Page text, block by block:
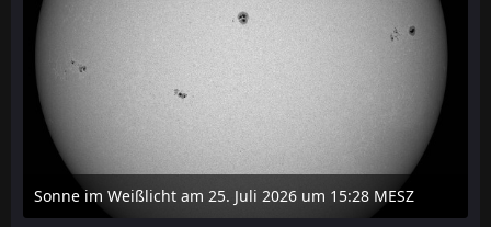
Sonne im Weißlicht am 25. Juli 2026 um 15:28 MESZ
27. Juli 2026 um 21:15